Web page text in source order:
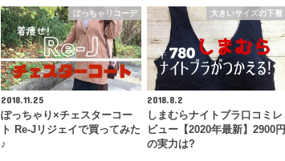
ぽっちゃりコーデ
2018.11.25
ぽっちゃり×チェスターコー
ト Re-Jリジェイで買ってみた
♪
大きいサイズの下着
2018.8.2
しまむらナイトブラ口コミレ
ビュー【2020年最新】2900円
の実力は?